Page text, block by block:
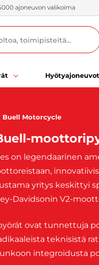
ajoneuvon valikoima
Hyötyajoneuvot
Buell Motorcycle
on legendaarinen
yritys keskittyi
Davidsonin V2-
ovat tunnettuja
teknisistä
integroidusta